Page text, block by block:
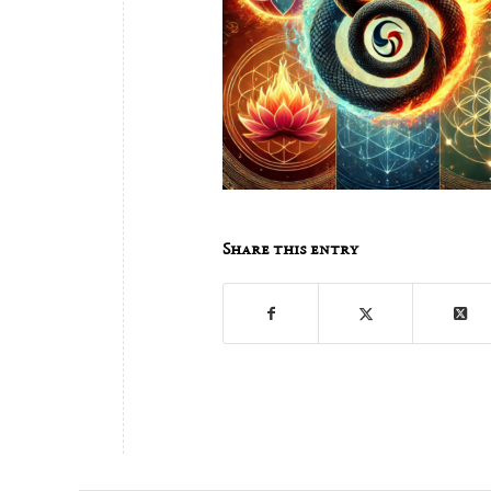
Share this entry